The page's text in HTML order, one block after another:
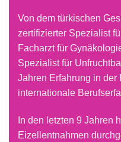
Von dem türkischen
zertifizierter Spezialist
Facharzt für
Spezialist für
Jahren Erfahrung in der
internationale
In den letzten 9 Jahren
Eizellentnahmen